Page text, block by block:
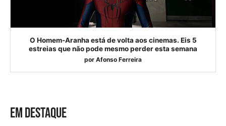
O Homem-Aranha está de volta aos cinemas. Eis 5
estreias que não pode mesmo perder esta semana
por Afonso Ferreira
EM DESTAQUE